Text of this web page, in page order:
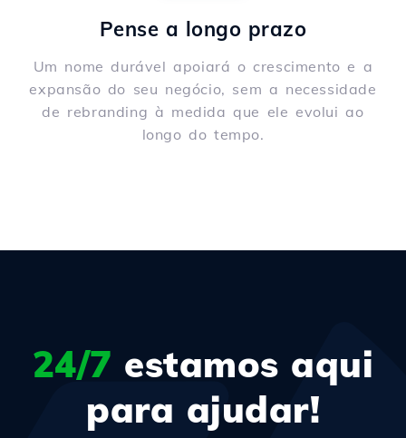
Pense a longo prazo
Um nome durável apoiará o crescimento e a
expansão do seu negócio, sem a necessidade
de rebranding à medida que ele evolui ao
longo do tempo.
24/7 estamos aqui
para ajudar!